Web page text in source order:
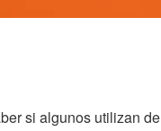
si algunos utilizan